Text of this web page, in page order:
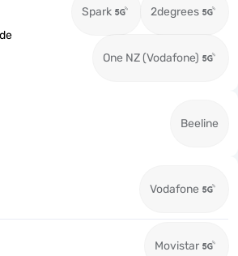
Spark 2degrees
One NZ (Vodafone)
Beeline
Vodafone
Movistar